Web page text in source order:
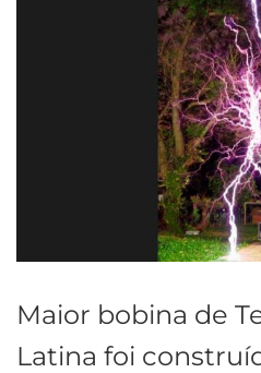
Maior bobina de
Latina foi